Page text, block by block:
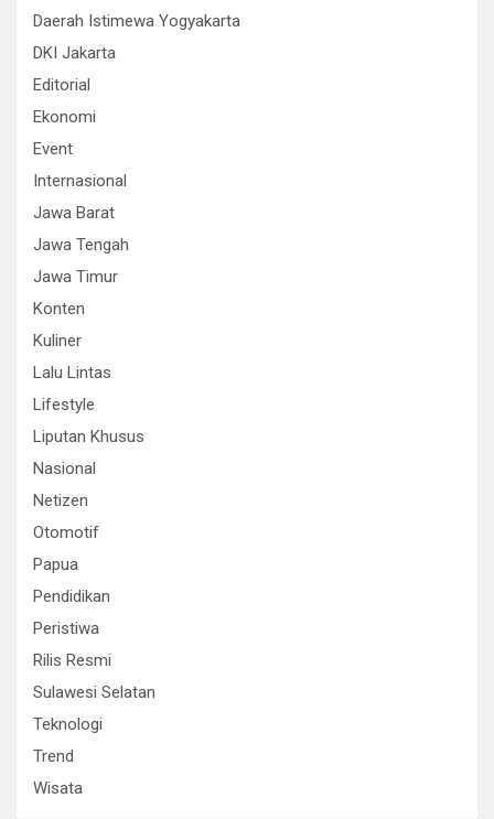
Daerah Istimewa Yogyakarta
DKI Jakarta
Editorial
Ekonomi
Event
Internasional
Jawa Barat
Jawa Tengah
Jawa Timur
Konten
Kuliner
Lalu Lintas
Lifestyle
Liputan Khusus
Nasional
Netizen
Otomotif
Papua
Pendidikan
Peristiwa
Rilis Resmi
Sulawesi Selatan
Teknologi
Trend
Wisata